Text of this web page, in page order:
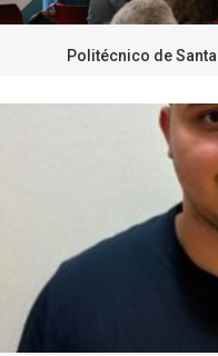
Politécnico de